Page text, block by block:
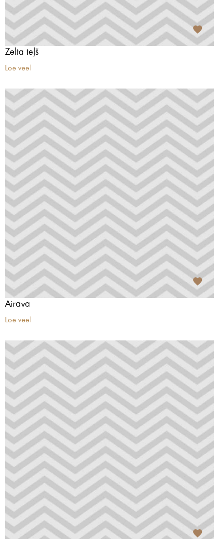
Zelta teļš
Loe veel
Airava
Loe veel